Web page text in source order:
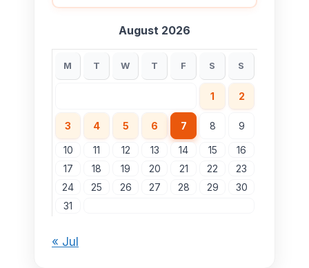
August 2026
M T W T F S S
1 2
3 4 5 6 7 8 9
10 11 12 13 14 15
16
17
18 19 20 21 22
23
24
25 26 27 28 29
30
31
« Jul